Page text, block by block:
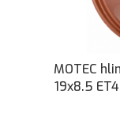
MOTEC
19x8.5